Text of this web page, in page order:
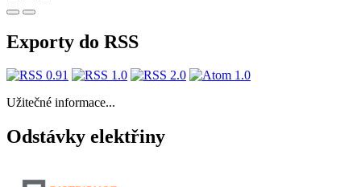
Exporty do RSS
Užitečné informace...
Odstávky elektřiny